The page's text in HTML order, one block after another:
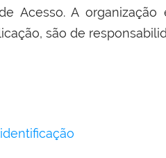
Acesso. A
são de